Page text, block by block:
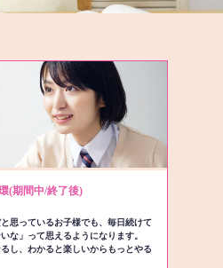
(期間中/終了後)
思っているお子様でも、毎日続けて
な」って思えるようになります。
し、わかると楽しいからもっとやる